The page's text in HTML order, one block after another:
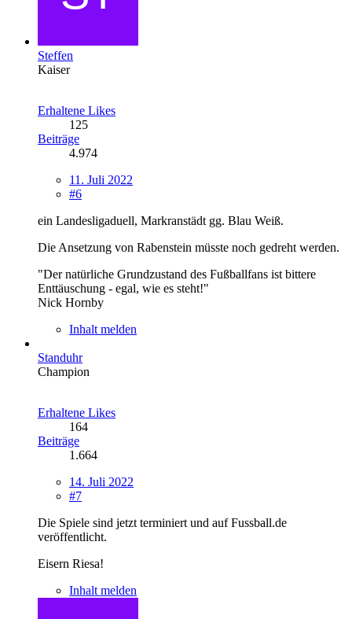
Steffen
Kaiser
Erhaltene Likes
125
Beiträge
4.974
11. Juli 2022
#6
ein Landesligaduell, Markranstädt gg. Blau Weiß.
Die Ansetzung von Rabenstein müsste noch gedreht werden.
"Der natürliche Grundzustand des Fußballfans ist bittere
Enttäuschung - egal, wie es steht!"
Nick Hornby
Inhalt melden
Standuhr
Champion
Erhaltene Likes
164
Beiträge
1.664
14. Juli 2022
#7
Die Spiele sind jetzt terminiert und auf Fussball.de
veröffentlicht.
Eisern Riesa!
Inhalt melden